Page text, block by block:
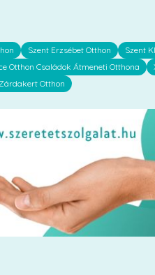
Szent Erzsébet Otthon
Szent
Otthon Családok Átmeneti Otthona
Otthon